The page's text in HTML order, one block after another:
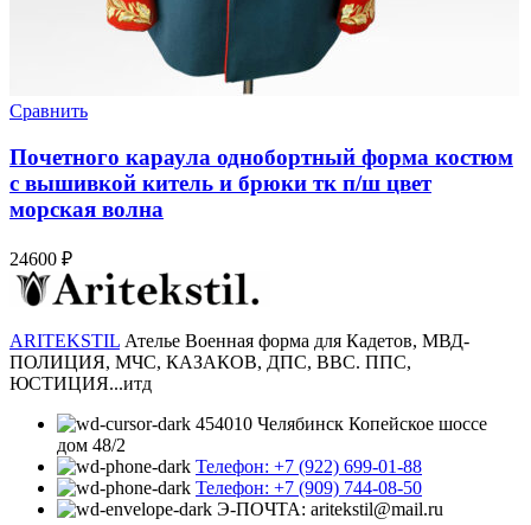
Сравнить
Почетного караула однобортный форма костюм
с вышивкой китель и брюки тк п/ш цвет
морская волна
24600 ₽
ARITEKSTIL Ателье Военная форма для Кадетов, МВД-
ПОЛИЦИЯ, МЧС, КАЗАКОВ, ДПС, ВВС. ППС,
ЮСТИЦИЯ...итд
454010 Челябинск Копейское шоссе
дом 48/2
Телефон: +7 (922) 699-01-88
Телефон: +7 (909) 744-08-50
Э-ПОЧТА: aritekstil@mail.ru